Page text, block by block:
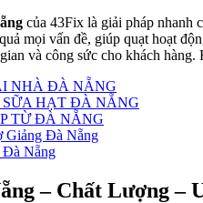
của 43Fix là giải pháp nhanh
mọi vấn đề, giúp quạt hoạt
và công sức cho khách
NHÀ ĐÀ NẴNG
HẠT ĐÀ NẴNG
TỪ ĐÀ NẴNG
Giảng Đà Nẵng
Đà Nẵng
– Chất Lượng –